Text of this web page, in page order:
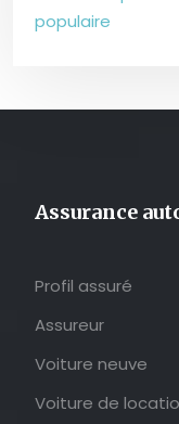
populaire
Assurance
Profil assuré
Assureur
Voiture neuve
Voiture de